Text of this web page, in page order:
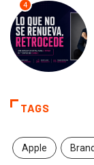
4
TAGS
Apple